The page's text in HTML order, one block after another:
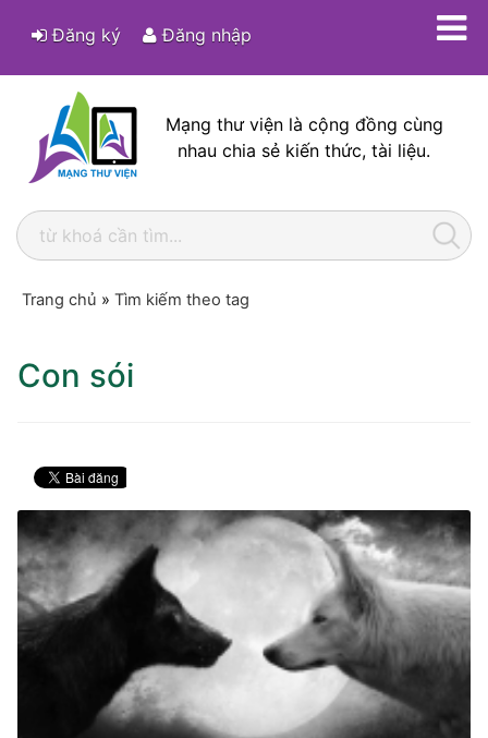
Đăng ký Đăng nhập
Mạng thư viện là cộng đồng cùng
nhau chia sẻ kiến thức, tài liệu.
Trang chủ » Tìm kiếm theo tag
Con sói